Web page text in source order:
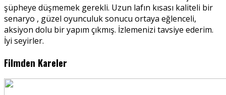
şüpheye düşmemek gerekli. Uzun lafın kısası kaliteli bir
senaryo , güzel oyunculuk sonucu ortaya eğlenceli,
aksiyon dolu bir yapım çıkmış. İzlemenizi tavsiye ederim.
İyi seyirler.
Filmden Kareler